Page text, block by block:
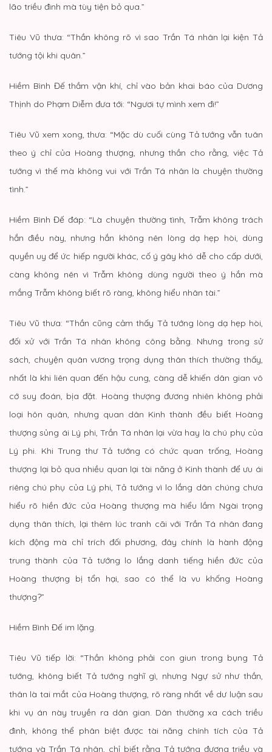
lão triều đình mà tùy tiện bỏ qua.”
Tiêu Vũ thưa: “Thần không rõ vì sao Trần Tá nhân lại kiện Tả
tướng tội khi quân.”
Hiềm Bình Đế thầm vận khí, chỉ vào bản khai báo của Dương
Thịnh do Phạm Diễm đưa tới: “Ngươi tự mình xem đi!”
Tiêu Vũ xem xong, thưa: “Mặc dù cuối cùng Tả tướng vẫn tuân
theo ý chỉ của Hoàng thượng, nhưng thần cho rằng, việc Tả
tướng vì thế mà không vui với Trần Tá nhân là chuyện thường
tình.”
Hiềm Bình Đế đáp: “Là chuyện thường tình, Trẫm không trách
hắn điều này, nhưng hắn không nên lòng dạ hẹp hòi, dùng
quyền uy để ức hiếp người khác, cố ý gây khó dễ cho cấp dưới,
càng không nên vì Trẫm không dùng người theo ý hắn mà
mắng Trẫm không biết rõ ràng, không hiểu nhân tài.”
Tiêu Vũ thưa: “Thần cũng cảm thấy Tả tướng lòng dạ hẹp hòi,
đối xử với Trần Tá nhân không công bằng. Nhưng trong sử
sách, chuyện quân vương trọng dụng thân thích thường thấy,
nhất là khi liên quan đến hậu cung, càng dễ khiến dân gian vô
cớ suy đoán, bịa đặt. Hoàng thượng đương nhiên không phải
loại hôn quân, nhưng quan dân Kinh thành đều biết Hoàng
thượng sủng ái Lý phi, Trần Tá nhân lại vừa hay là chú phụ của
Lý phi. Khi Trung thư Tả tướng có chức quan trống, Hoàng
thượng lại bỏ qua nhiều quan lại tài năng ở Kinh thành để ưu ái
riêng chú phụ của Lý phi, Tả tướng vì lo lắng dân chúng chưa
hiểu rõ hiền đức của Hoàng thượng mà hiểu lầm Ngài trọng
dụng thân thích, lại thêm lúc tranh cãi với Trần Tá nhân đang
kích động mà chỉ trích đối phương, đây chính là hành động
trung thành của Tả tướng lo lắng danh tiếng hiền đức của
Hoàng thượng bị tổn hại, sao có thể là vu khống Hoàng
thượng?”
Hiềm Bình Đế im lặng.
Tiêu Vũ tiếp lời: “Thần không phải con giun trong bụng Tả
tướng, không biết Tả tướng nghĩ gì, nhưng Ngự sử như thần,
thân là tai mắt của Hoàng thượng, rõ ràng nhất về dư luận sau
khi vụ án này truyền ra dân gian. Dân thường xa cách triều
đình, không thể phân biệt được tài năng chính tích của Tả
tướng và Trần Tá nhân, chỉ biết rằng Tả tướng đương triều và